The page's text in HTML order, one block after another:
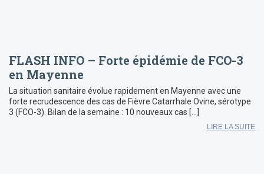
FLASH INFO – Forte épidémie de FCO-3
en Mayenne
La situation sanitaire évolue rapidement en Mayenne avec une
forte recrudescence des cas de Fièvre Catarrhale Ovine, sérotype
3 (FCO-3). Bilan de la semaine : 10 nouveaux cas […]
LIRE LA SUITE